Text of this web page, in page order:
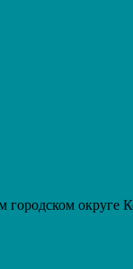
округе